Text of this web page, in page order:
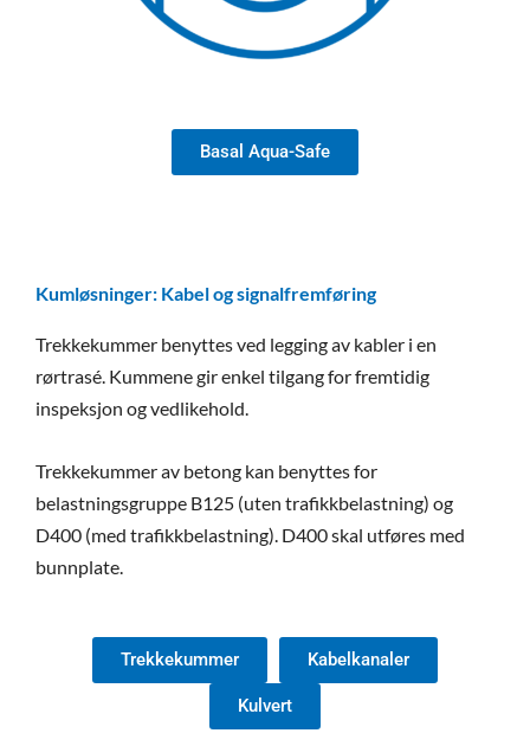
Basal Aqua-Safe
Kumløsninger: Kabel og signalfremføring
Trekkekummer benyttes ved legging av kabler i en
rørtrasé. Kummene gir enkel tilgang for fremtidig
inspeksjon og vedlikehold.
Trekkekummer av betong kan benyttes for
belastningsgruppe B125 (uten trafikkbelastning) og
D400 (med trafikkbelastning). D400 skal utføres med
bunnplate.
Trekkekummer Kabelkanaler
Kulvert